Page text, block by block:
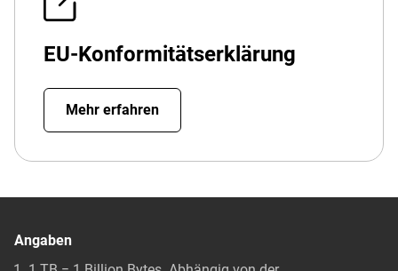
EU-Konformitätserklärung
Mehr erfahren
Angaben